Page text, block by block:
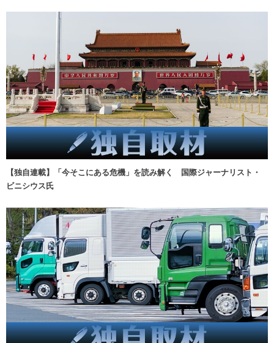
【独自連載】「今そこにある危機」を読み解く 国際ジャーナリスト・
ビニシウス氏